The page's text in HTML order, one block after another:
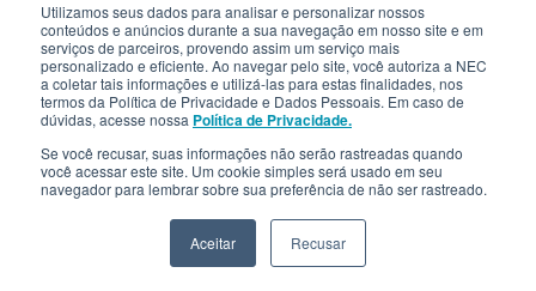
Utilizamos seus dados para analisar e personalizar nossos
conteúdos e anúncios durante a sua navegação em nosso site e em
serviços de parceiros, provendo assim um serviço mais
personalizado e eficiente. Ao navegar pelo site, você autoriza a NEC
a coletar tais informações e utilizá-las para estas finalidades, nos
termos da Política de Privacidade e Dados Pessoais. Em caso de
dúvidas, acesse nossa Política de Privacidade.
Se você recusar, suas informações não serão rastreadas quando
você acessar este site. Um cookie simples será usado em seu
navegador para lembrar sobre sua preferência de não ser rastreado.
Aceitar Recusar
Criminalidade e seus impactos
financeiros nos cofres públicos